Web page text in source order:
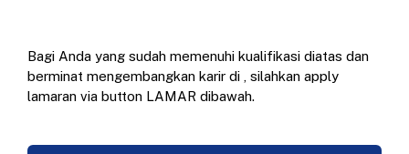
Bagi Anda yang sudah memenuhi kualifikasi diatas dan
berminat mengembangkan karir di , silahkan apply
lamaran via button LAMAR dibawah.